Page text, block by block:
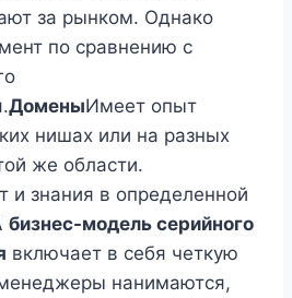
за рынком. Однако
по сравнению с
ДоменыИмеет опыт
нишах или на разных
же области.
и знания в определенной
бизнес-модель серийного
включает в себя четкую
нанимаются,